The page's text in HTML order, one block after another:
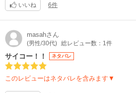
こんなノートが本当にあればと。
基本に忠実というか、ストレスなく欲求に突
とにかくよくできたマンガだと思います。
いいね 6件
masahさん
(男性/30代) 総レビュー数：1件
サイコー！！ ネタバレ
このレビューはネタバレを含みます▼